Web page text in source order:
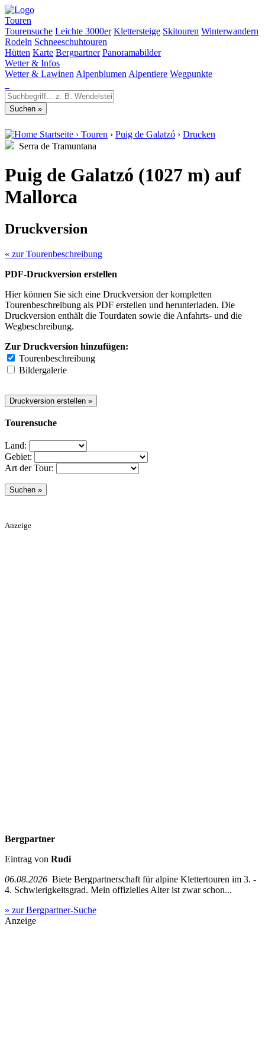
Touren
Tourensuche Leichte 3000er Klettersteige Skitouren Winterwandern
Rodeln Schneeschuhtouren
Hütten Karte Bergpartner Panoramabilder
Wetter & Infos
Wetter & Lawinen Alpenblumen Alpentiere Wegpunkte
Startseite › Touren › Puig de Galatzó › Drucken
Serra de Tramuntana
Puig de Galatzó (1027 m) auf
Mallorca
Druckversion
« zur Tourenbeschreibung
PDF-Druckversion erstellen
Hier können Sie sich eine Druckversion der kompletten
Tourenbeschreibung als PDF erstellen und herunterladen. Die
Druckversion enthält die Tourdaten sowie die Anfahrts- und die
Wegbeschreibung.
Zur Druckversion hinzufügen:
Tourenbeschreibung
Bildergalerie
Tourensuche
Land:
Gebiet:
Art der Tour:
Anzeige
Bergpartner
Eintrag von Rudi
06.08.2026 Biete Bergpartnerschaft für alpine Klettertouren im 3. -
4. Schwierigkeitsgrad. Mein offizielles Alter ist zwar schon...
» zur Bergpartner-Suche
Anzeige